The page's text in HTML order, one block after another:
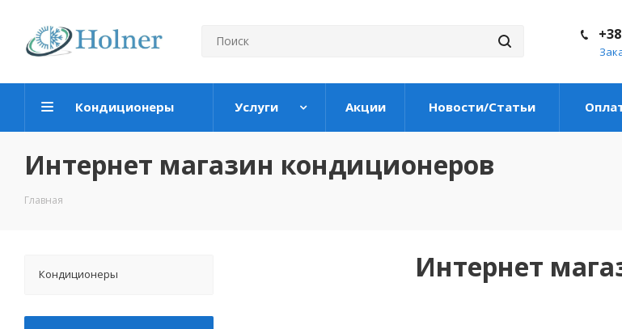
Кондиционеры Услуги Акции Новости/Статьи
Интернет магазин кондиционеров
Главная
Интернет
Кондиционеры